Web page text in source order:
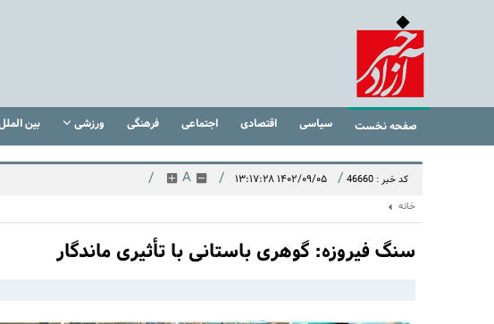
صفحه نخست سیاسی اقتصادی اجتماعی فرهنگی ورزشی بین
کد خبر : 46660 / ۱۴۰۲/۰۹/۰۵ ۱۳:۱۷:۲۸ /
A
/
خانه
سنگ فیروزه: گوهری باستانی با تأثیری ماندگار